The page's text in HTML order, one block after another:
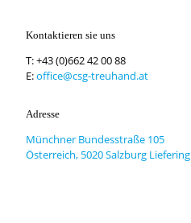
Kontaktieren sie uns
T:+43 (0)662 42 00 88
E:office@csg-treuhand.at
Adresse
Münchner Bundesstraße 105
Österreich, 5020 Salzburg Liefering